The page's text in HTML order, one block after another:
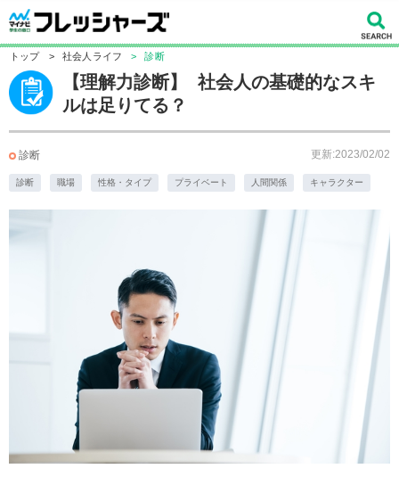
トップ > 社会人ライフ > 診断
【理解力診断】 社会人の基礎的なスキ
ルは足りてる？
診断 更新:2023/02/02
診断 職場 性格・タイプ プライベート 人間関係 キャラクター